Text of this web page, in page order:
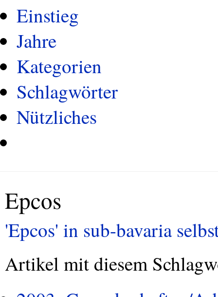
Einstieg
Jahre
Kategorien
Schlagwörter
Nützliches
Epcos
'Epcos' in sub-bavaria
Artikel mit diesem